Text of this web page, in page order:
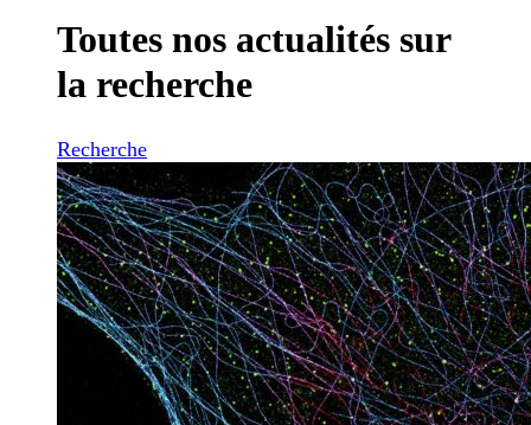
Toutes nos actualités sur
la recherche
Recherche